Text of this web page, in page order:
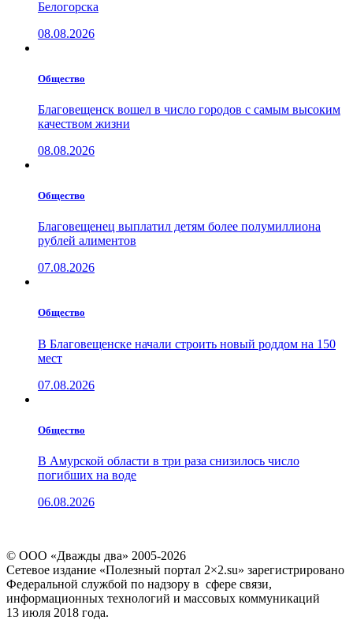
Белогорска
08.08.2026
Общество
Благовещенск вошел в число городов с самым высоким
качеством жизни
08.08.2026
Общество
Благовещенец выплатил детям более полумиллиона
рублей алиментов
07.08.2026
Общество
В Благовещенске начали строить новый роддом на 150
мест
07.08.2026
Общество
В Амурской области в три раза снизилось число
погибших на воде
06.08.2026
© ООО «Дважды два» 2005-2026
Сетевое издание «Полезный портал 2×2.su» зарегистрировано
Федеральной службой по надзору в сфере связи,
информационных технологий и массовых коммуникаций
13 июля 2018 года.